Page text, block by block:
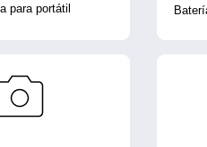
para portátil